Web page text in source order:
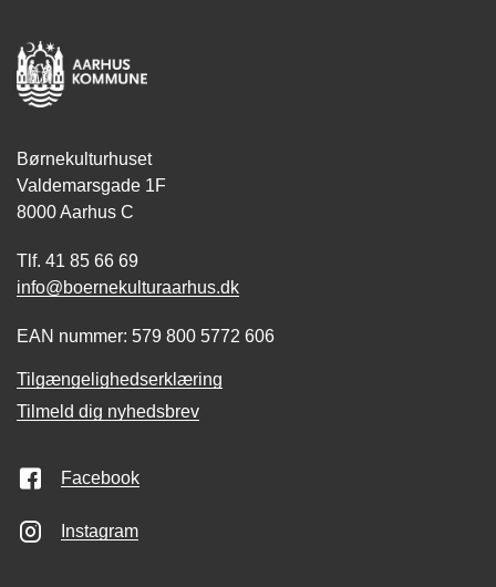
Børnekulturhuset
Valdemarsgade 1F
8000 Aarhus C
Tlf. 41 85 66 69
info@boernekulturaarhus.dk
EAN nummer: 579 800 5772 606
Tilgængelighedserklæring
Tilmeld dig nyhedsbrev
Facebook
Instagram